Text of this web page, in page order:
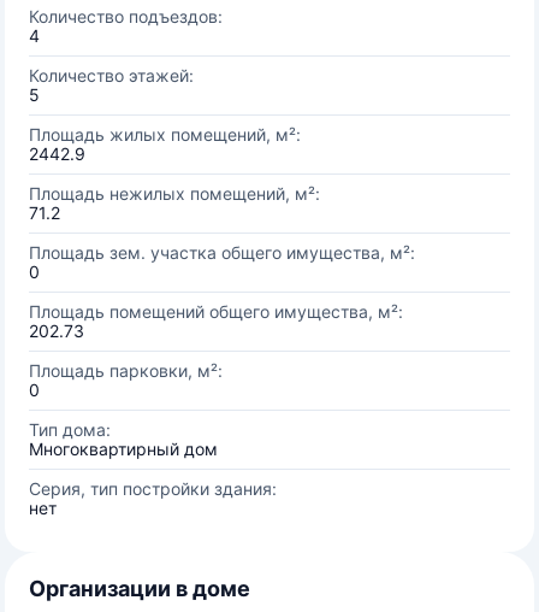
Количество подъездов:
4
Количество этажей:
5
Площадь жилых помещений, м²:
2442.9
Площадь нежилых помещений, м²:
71.2
Площадь зем. участка общего имущества, м²:
0
Площадь помещений общего имущества, м²:
202.73
Площадь парковки, м²:
0
Тип дома:
Многоквартирный дом
Серия, тип постройки здания:
нет
Организации в доме